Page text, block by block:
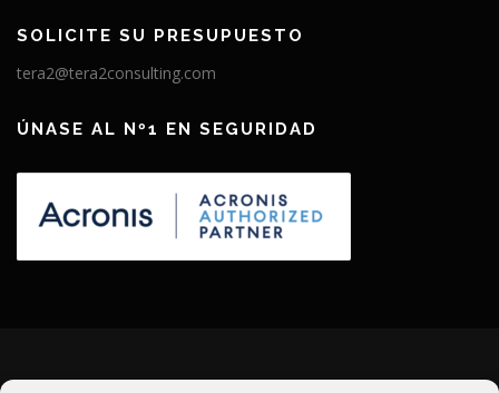
SOLICITE SU PRESUPUESTO
tera2@tera2consulting.com
ÚNASE AL Nº1 EN SEGURIDAD